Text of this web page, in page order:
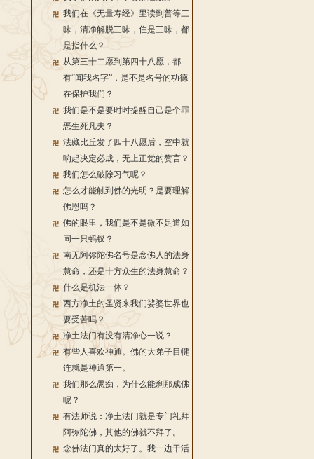
我们在《无量寿经》里读到普等三
昧，清净解脱三昧，住是三昧，都
是指什么？
从第三十二愿到第四十八愿，都
有“闻我名字”，是不是名号的功德
在保护我们？
我们是不是要时时提醒自己是个罪
恶生死凡夫？
法藏比丘发了四十八愿后，空中就
响起决定必成，无上正觉的赞言？
我们怎么破除习气呢？
怎么才能触到佛的光明？是要理解
佛恩吗？
佛的眼里，我们是不是微不足道如
同一只蚂蚁？
南无阿弥陀佛名号是念佛人的法身
慧命，还是十方众生的法身慧命？
什么是机法一体？
西方净土的圣贤来我们娑婆世界也
要受苦吗？
净土法门有没有清净心一说？
有些人喜欢神通。佛的大弟子目犍
连就是神通第一。
我们那么愚痴，为什么能刹那成佛
呢？
有法师说：净土法门就是专门礼拜
阿弥陀佛，其他的佛就不拜了。
念佛法门真的太好了。我一边干活